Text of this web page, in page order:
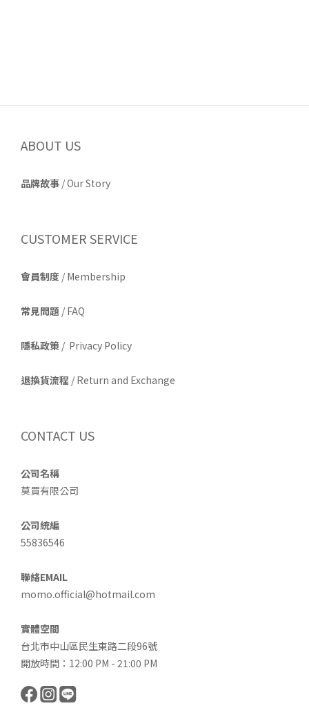
ABOUT US
品牌故事 /Our Story
CUSTOMER SERVICE
會員制度 / Membership
常見問題 / FAQ
隱私政策 / Privacy Policy
退換貨流程 / Return and Exchange
CONTACT US
公司名稱
莫買有限公司
公司統編
55836546
聯絡EMAIL
momo.official@hotmail.com
實體空間
台北市中山區民生東路二段96號
開放時間：12:00 PM - 21:00 PM